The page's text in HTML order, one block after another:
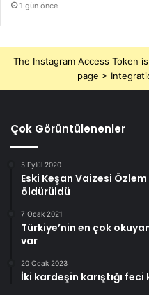
1 gün önce
The Instagram Access Token
page >
Çok Görüntülenenler
5 Eylül 2020
Eski Keşan Vaizesi
öldürüldü
7 Ocak 2021
Türkiye’nin en çok
var
20 Ocak 2023
İki kardeşin karıştığı